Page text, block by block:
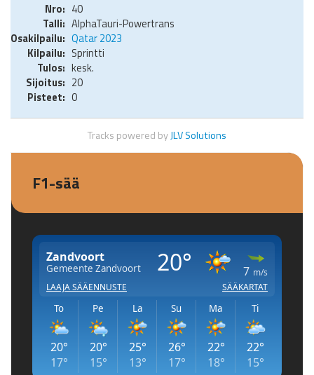
40
AlphaTauri-Powertrans
Qatar 2023
Sprintti
kesk.
20
0
Tracks powered byJLV Solutions
F1-sää